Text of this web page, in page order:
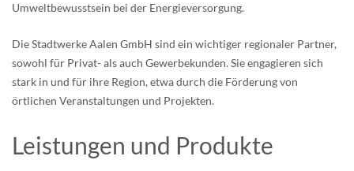
Umweltbewusstsein bei der Energieversorgung.
Die Stadtwerke Aalen GmbH sind ein wichtiger regionaler Partner,
sowohl für Privat- als auch Gewerbekunden. Sie engagieren sich
stark in und für ihre Region, etwa durch die Förderung von
örtlichen Veranstaltungen und Projekten.
Leistungen und Produkte